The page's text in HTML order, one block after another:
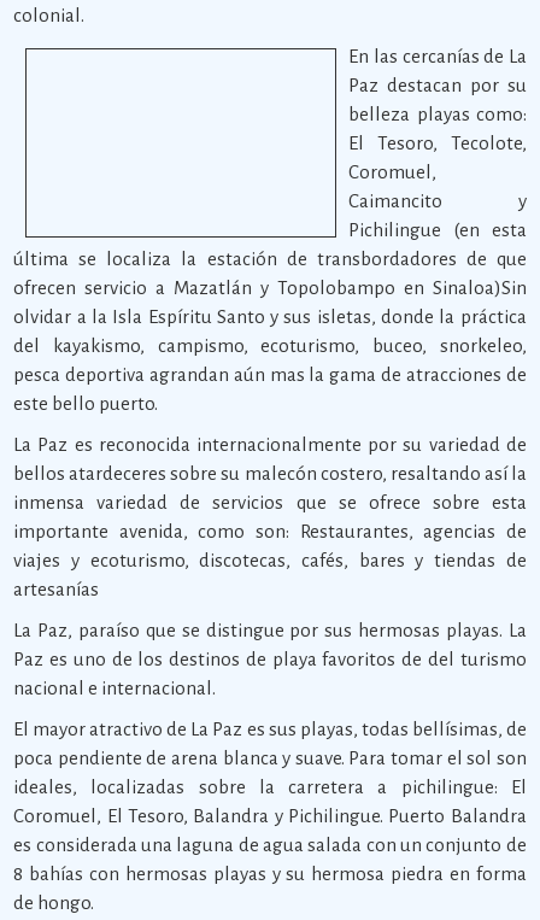
colonial.
En las cercanías de La
Paz destacan por su
belleza playas como:
El Tesoro, Tecolote,
Coromuel,
Caimancito y
Pichilingue (en esta
última se localiza la estación de transbordadores de que
ofrecen servicio a Mazatlán y Topolobampo en Sinaloa)Sin
olvidar a la Isla Espíritu Santo y sus isletas, donde la práctica
del kayakismo, campismo, ecoturismo, buceo, snorkeleo,
pesca deportiva agrandan aún mas la gama de atracciones de
este bello puerto.
La Paz es reconocida internacionalmente por su variedad de
bellos atardeceres sobre su malecón costero, resaltando así la
inmensa variedad de servicios que se ofrece sobre esta
importante avenida, como son: Restaurantes, agencias de
viajes y ecoturismo, discotecas, cafés, bares y tiendas de
artesanías
La Paz, paraíso que se distingue por sus hermosas playas. La
Paz es uno de los destinos de playa favoritos de del turismo
nacional e internacional.
El mayor atractivo de La Paz es sus playas, todas bellísimas, de
poca pendiente de arena blanca y suave. Para tomar el sol son
ideales, localizadas sobre la carretera a pichilingue: El
Coromuel, El Tesoro, Balandra y Pichilingue. Puerto Balandra
es considerada una laguna de agua salada con un conjunto de
8 bahías con hermosas playas y su hermosa piedra en forma
de hongo.